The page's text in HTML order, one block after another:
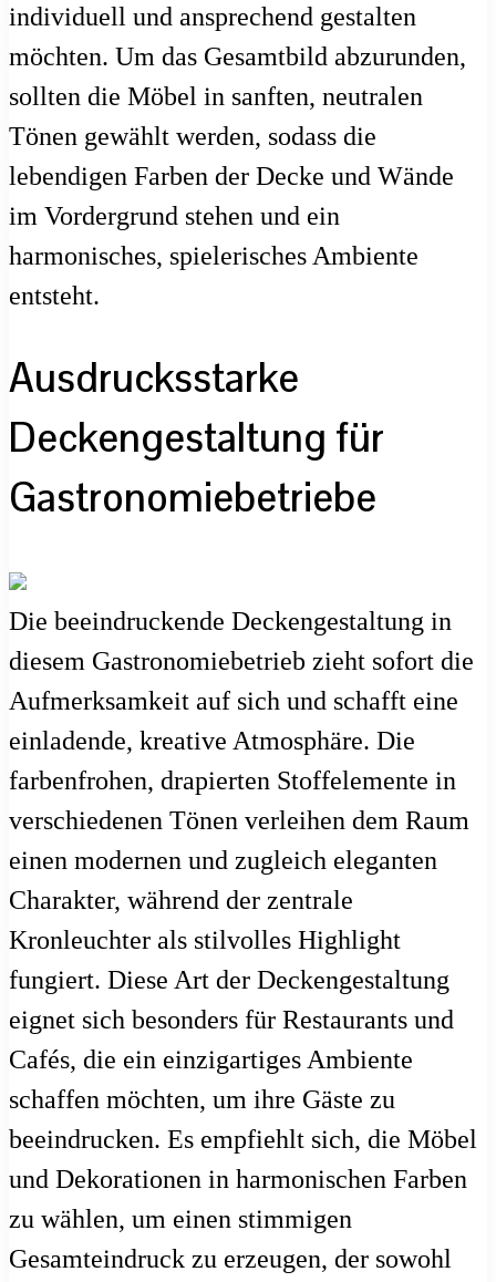
individuell und ansprechend gestalten
möchten. Um das Gesamtbild abzurunden,
sollten die Möbel in sanften, neutralen
Tönen gewählt werden, sodass die
lebendigen Farben der Decke und Wände
im Vordergrund stehen und ein
harmonisches, spielerisches Ambiente
entsteht.
Ausdrucksstarke
Deckengestaltung für
Gastronomiebetriebe
Die beeindruckende Deckengestaltung in
diesem Gastronomiebetrieb zieht sofort die
Aufmerksamkeit auf sich und schafft eine
einladende, kreative Atmosphäre. Die
farbenfrohen, drapierten Stoffelemente in
verschiedenen Tönen verleihen dem Raum
einen modernen und zugleich eleganten
Charakter, während der zentrale
Kronleuchter als stilvolles Highlight
fungiert. Diese Art der Deckengestaltung
eignet sich besonders für Restaurants und
Cafés, die ein einzigartiges Ambiente
schaffen möchten, um ihre Gäste zu
beeindrucken. Es empfiehlt sich, die Möbel
und Dekorationen in harmonischen Farben
zu wählen, um einen stimmigen
Gesamteindruck zu erzeugen, der sowohl